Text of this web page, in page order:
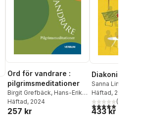
Ord för vandrare :
pilgrimsmeditationer
Birgit Grefbäck, Hans-Erik
Lindström,Tomas
Wettermark
Häftad, 2024
257 kr
Diakonins sju
Sanna Lindström
Lindström
Häftad, 2015
5,0utav 5(
433 kr